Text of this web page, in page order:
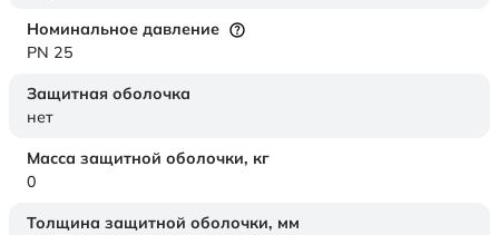
Номинальное давление
PN 25
Защитная оболочка
нет
Масса защитной оболочки, кг
0
Толщина защитной оболочки, мм